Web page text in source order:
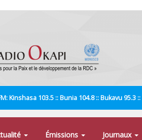
Kinshasa 103.5 :: Bunia 104.8 :: Bukavu 95.3
Émissions Journaux